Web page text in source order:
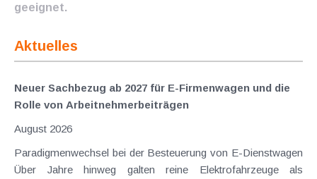
geeignet.
Aktuelles
Neuer Sachbezug ab 2027 für E-Firmenwagen und die
Rolle von Arbeitnehmer​­beiträgen
August 2026
Paradigmenwechsel bei der Besteuerung von E-Dienstwagen
Über Jahre hinweg galten reine Elektrofahrzeuge als